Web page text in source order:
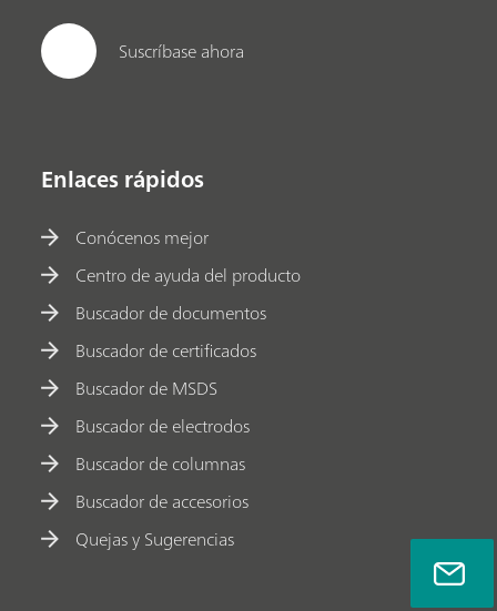
Suscríbase ahora
Enlaces rápidos
Conócenos mejor
Centro de ayuda del producto
Buscador de documentos
Buscador de certificados
Buscador de MSDS
Buscador de electrodos
Buscador de columnas
Buscador de accesorios
Quejas y Sugerencias